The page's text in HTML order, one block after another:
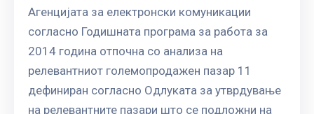
Агенцијата за електронски комуникации
согласно Годишната програма за работа за
2014 година отпочна со анализа на
релевантниот големопродажен пазар 11
дефиниран согласно Одлуката за утврдување
на релевантните пазари што се подложни на